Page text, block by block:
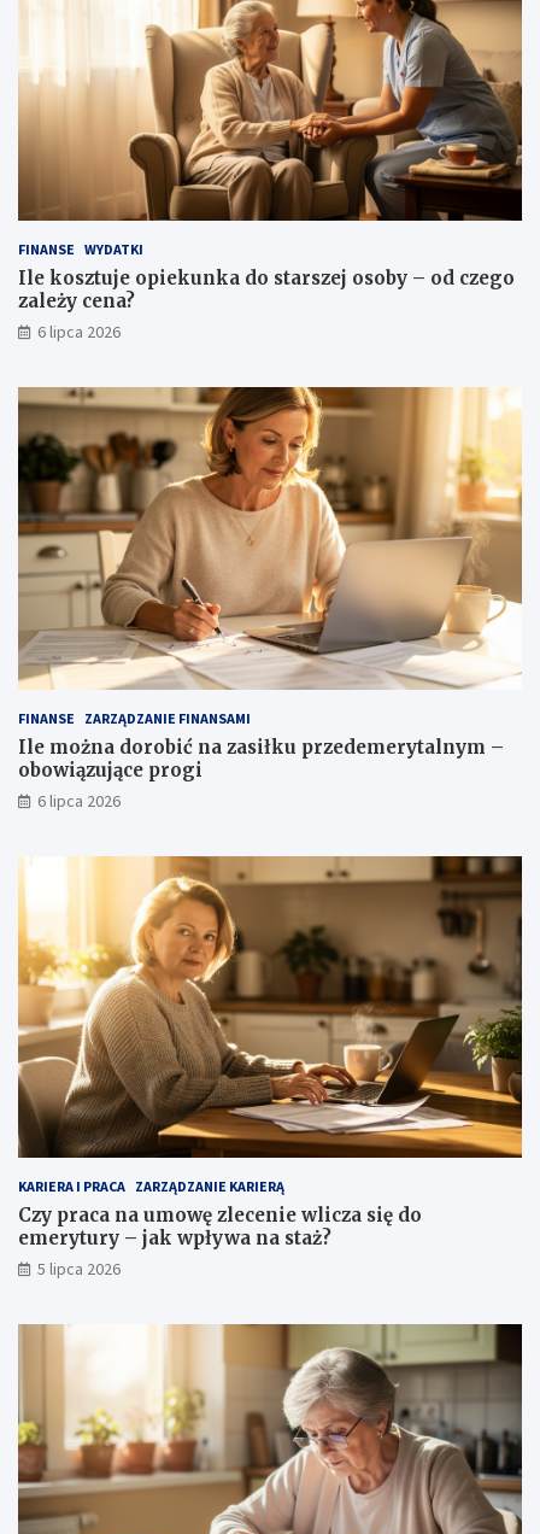
FINANSE WYDATKI
Ile kosztuje opiekunka do starszej osoby – od czego
zależy cena?
6 lipca 2026
FINANSE ZARZĄDZANIE FINANSAMI
Ile można dorobić na zasiłku przedemerytalnym –
obowiązujące progi
6 lipca 2026
KARIERA I PRACA ZARZĄDZANIE KARIERĄ
Czy praca na umowę zlecenie wlicza się do
emerytury – jak wpływa na staż?
5 lipca 2026